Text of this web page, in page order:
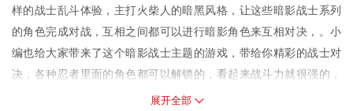
样的战士乱斗体验，主打火柴人的暗黑风格，让这些暗影战士系列
的角色完成对战，互相之间都可以进行暗影角色来互相对决，。小
编也给大家带来了这个暗影战士主题的游戏，带给你精彩的战士对
决，各种忍者里面的角色都可以解锁的，看起来战斗力就很强的，
喜欢这个暗影战士的玩家不容挫骨哦，赶紧享受这个暗黑对战体验
展开全部